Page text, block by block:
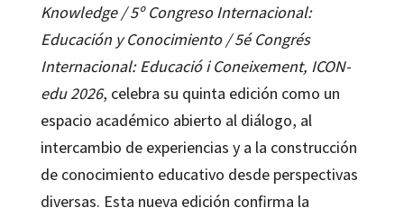
Knowledge / 5º Congreso Internacional:
Educación y Conocimiento / 5é Congrés
Internacional: Educació i Coneixement, ICON-
edu 2026, celebra su quinta edición como un
espacio académico abierto al diálogo, al
intercambio de experiencias y a la construcción
de conocimiento educativo desde perspectivas
diversas. Esta nueva edición confirma la